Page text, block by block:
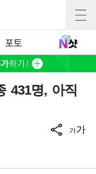
포토
431명, 아직
가가